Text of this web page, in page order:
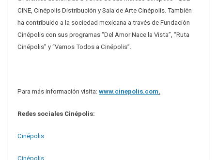
CINE, Cinépolis Distribución y Sala de Arte Cinépolis. También
ha contribuido a la sociedad mexicana a través de Fundación
Cinépolis con sus programas “Del Amor Nace la Vista”, “Ruta
Cinépolis” y “Vamos Todos a Cinépolis”.
Para más información visita: www.cinepolis.com.
Redes sociales Cinépolis:
Cinépolis
Cinépolis